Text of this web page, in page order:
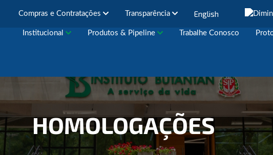
Compras e Contratações Transparência English
Institucional Produtos & Pipeline Trabalhe Conosco
HOMOLOGAÇÕES